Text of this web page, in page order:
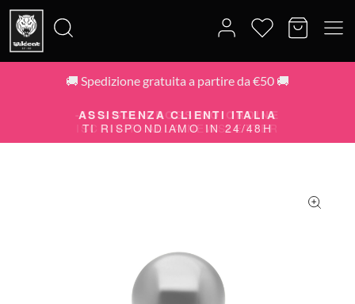
🚚 Spedizione gratuita a partire da €50 🚚
-10% SUL PROSSIMO ORDINE
ISCRIVITI ALLA NEWSLETTER